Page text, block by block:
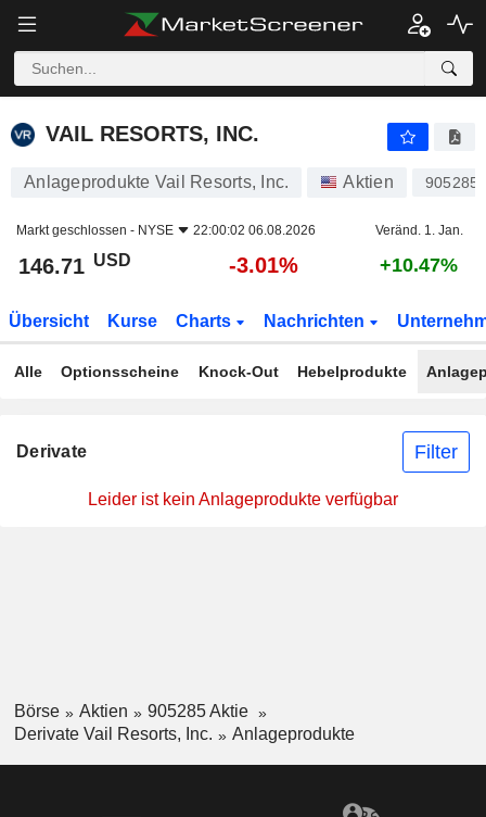
VAIL RESORTS, INC.
VAIL RESORTS, INC.
Anlageprodukte Vail Resorts, Inc. Aktien 905285
Markt geschlossen - NYSE 22:00:02 06.08.2026 Veränd. 1. Jan.
146.71 USD -3.01% +10.47%
Übersicht Kurse Charts Nachrichten
Alle Optionsscheine Knock-Out Hebelprodukte
Derivate Filter
Leider ist kein Anlageprodukte verfügbar
Börse Aktien
905285 Aktie
Derivate Vail Resorts, Inc.
Anlageprodukte